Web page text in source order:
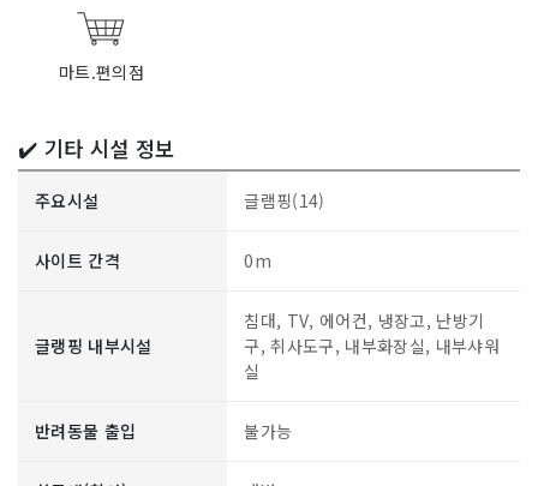
마트.편의점
✔️ 기타 시설 정보
주요시설 글램핑(14)
사이트 간격 0m
글랭핑 내부시설
침대, TV, 에어컨, 냉장고, 난방기
구, 취사도구, 내부화장실, 내부샤워
실
반려동물 출입 불가능